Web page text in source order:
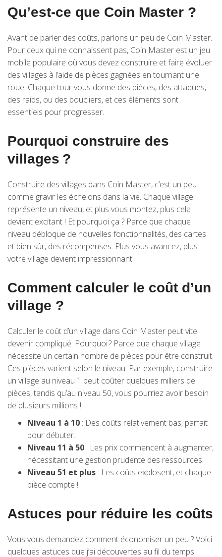
Qu’est-ce que Coin Master ?
Avant de parler des coûts, parlons un peu de Coin Master.
Pour ceux qui ne connaissent pas, Coin Master est un jeu
mobile populaire où vous devez construire et faire évoluer
des villages à l’aide de pièces gagnées en tournant une
roue. Chaque tour vous donne des pièces, des attaques,
des raids, ou des boucliers, et ces éléments sont
essentiels pour progresser.
Pourquoi construire des
villages ?
Construire des villages dans Coin Master, c’est un peu
comme gravir les échelons dans la vie. Chaque village
représente un niveau, et plus vous montez, plus cela
devient excitant ! Et pourquoi ça ? Parce que chaque
niveau débloque de nouvelles fonctionnalités, des cartes
et bien sûr, des récompenses. Plus vous avancez, plus
votre village devient impressionnant.
Comment calculer le coût d’un
village ?
Calculer le coût d’un village dans Coin Master peut vite
devenir compliqué. Pourquoi ? Parce que chaque village
nécessite un certain nombre de pièces pour être construit.
Ces pièces varient selon le niveau. Par exemple, construire
un village au niveau 1 peut coûter quelques milliers de
pièces, tandis qu’au niveau 50, vous pourriez avoir besoin
de plusieurs millions !
Niveau 1 à 10 : Des coûts relativement bas, parfait
pour débuter.
Niveau 11 à 50 : Les prix commencent à augmenter,
nécessitant une gestion prudente des ressources.
Niveau 51 et plus : Les coûts explosent, et chaque
pièce compte !
Astuces pour réduire les coûts
Vous vous demandez comment économiser un peu ? Voici
quelques astuces que j’ai découvertes au fil du temps :